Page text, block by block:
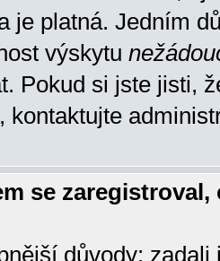
je platná. Jedním
výskytu
Pokud si jste jisti,
kontaktujte
se
důvody: